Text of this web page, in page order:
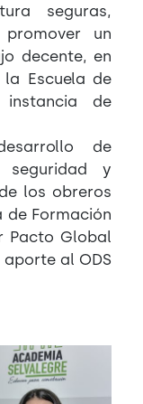
seguras,
un
decente, en
la Escuela de
instancia de
de
seguridad y
los obreros
de Formación
Pacto Global
al ODS